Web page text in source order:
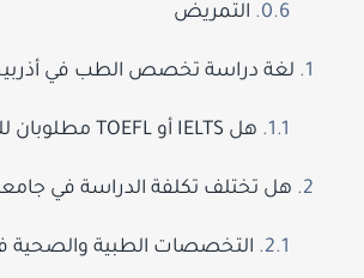
التمريض
لغة دراسة تخصص الطب في
هل IELTS أو TOEFL مطلوبان للدراسة في جامعة أذربيجان الطبية؟
هل تختلف تكلفة الدراسة في جامعة أذربيجان
التخصصات الطبية والصحية في جامعة